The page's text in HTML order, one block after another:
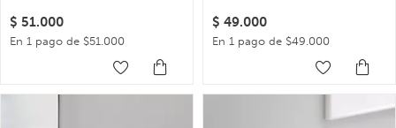
$ 51.000
En 1 pago de $51.000
$ 49.000
En 1 pago de $49.000